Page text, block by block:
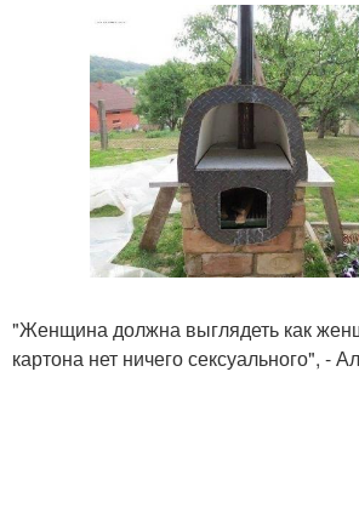
"Женщина должна выглядеть как
картона нет ничего сексуального", -